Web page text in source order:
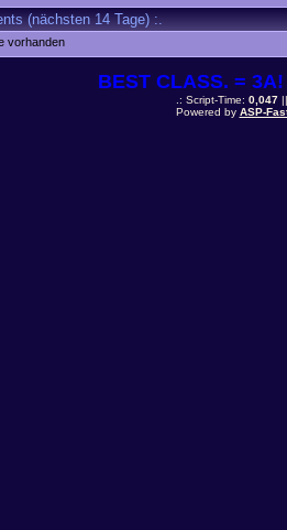
(nächsten 14 Tage) :.
vorhanden
BEST CLASS. =
.: Script-Time: 0,047||
Powered by ASP-